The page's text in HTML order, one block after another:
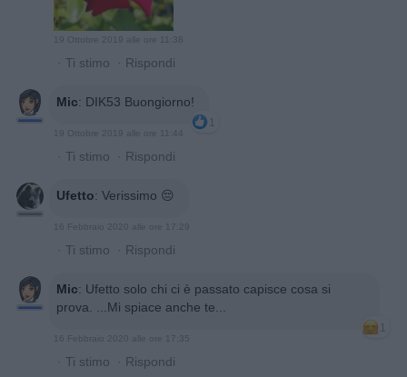
19 Ottobre 2019 alle ore 11:38
· Ti stimo · Rispondi
Mic: DIK53 Buongiorno!
1
19 Ottobre 2019 alle ore 11:44
· Ti stimo · Rispondi
Ufetto: Verissimo 😔
16 Febbraio 2020 alle ore 17:29
· Ti stimo · Rispondi
Mic: Ufetto solo chi ci è passato capisce cosa si
prova. ...Mi spiace anche te...
1
16 Febbraio 2020 alle ore 17:35
· Ti stimo · Rispondi